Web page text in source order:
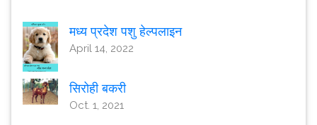
मध्य प्रदेश पशु हेल्पलाइन
April 14, 2022
सिरोही बकरी
Oct. 1, 2021